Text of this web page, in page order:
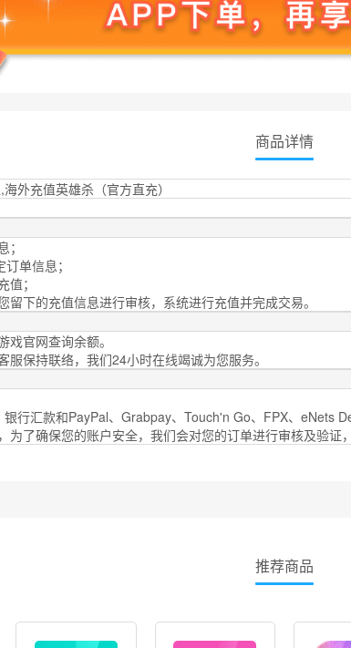
商品详情
外充值英雄杀（官方直充）
单信息；
；
下的充值信息进行审核，系统进行充值并完成交易。
官网查询余额。
保持联络，我们24小时在线竭诚为您服务。
行汇款和PayPal、Grabpay、Touch'n Go、FPX、eNets
了确保您的账户安全，我们会对您的订单进行审核及验证
推荐商品